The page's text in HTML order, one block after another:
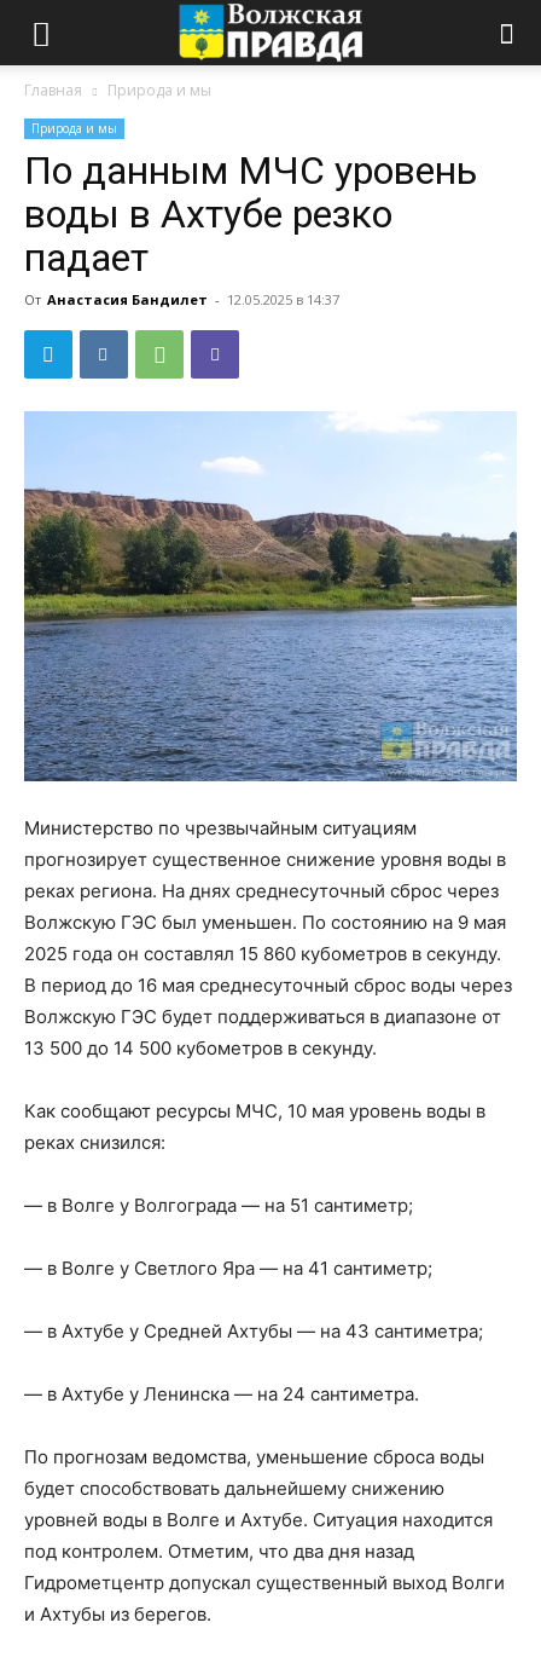
Главная Природа и мы
Природа и мы
По данным МЧС уровень
воды в Ахтубе резко
падает
От Анастасия Бандилет - 12.05.2025 в 14:37
Министерство по чрезвычайным ситуациям
прогнозирует существенное снижение уровня воды в
реках региона. На днях среднесуточный сброс через
Волжскую ГЭС был уменьшен. По состоянию на 9 мая
2025 года он составлял 15 860 кубометров в секунду.
В период до 16 мая среднесуточный сброс воды через
Волжскую ГЭС будет поддерживаться в диапазоне от
13 500 до 14 500 кубометров в секунду.
Как сообщают ресурсы МЧС, 10 мая уровень воды в
реках снизился:
— в Волге у Волгограда — на 51 сантиметр;
— в Волге у Светлого Яра — на 41 сантиметр;
— в Ахтубе у Средней Ахтубы — на 43 сантиметра;
— в Ахтубе у Ленинска — на 24 сантиметра.
По прогнозам ведомства, уменьшение сброса воды
будет способствовать дальнейшему снижению
уровней воды в Волге и Ахтубе. Ситуация находится
под контролем. Отметим, что два дня назад
Гидрометцентр допускал существенный выход Волги
и Ахтубы из берегов.